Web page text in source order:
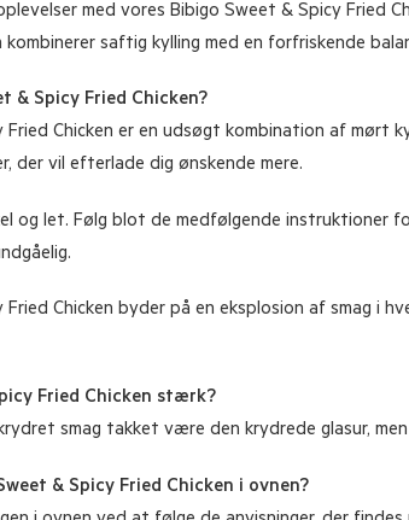
med vores Bibigo Sweet & Spicy Fried
saftig kylling med en forfriskende
& Spicy Fried Chicken?
Fried Chicken er en udsøgt kombination af mørt
der vil efterlade dig ønskende mere.
og let. Følg blot de medfølgende instruktioner
Chicken byder på en eksplosion af smag i
Fried Chicken stærk?
smag takket være den krydrede glasur,
& Spicy Fried Chicken i ovnen?